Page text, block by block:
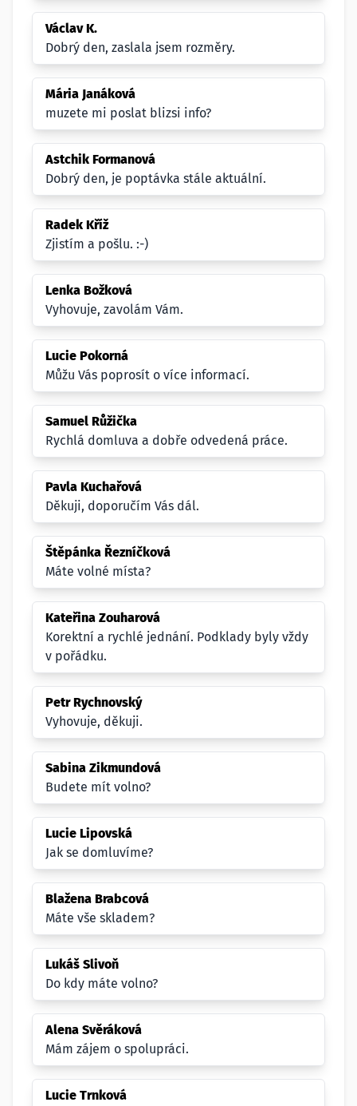
Václav K.
Dobrý den, zaslala jsem rozměry.
Mária Janáková
muzete mi poslat blizsi info?
Astchik Formanová
Dobrý den, je poptávka stále aktuální.
Radek Kříž
Zjistím a pošlu. :-)
Lenka Božková
Vyhovuje, zavolám Vám.
Lucie Pokorná
Můžu Vás poprosít o více informací.
Samuel Růžička
Rychlá domluva a dobře odvedená práce.
Pavla Kuchařová
Děkuji, doporučím Vás dál.
Štěpánka Řezníčková
Máte volné místa?
Kateřina Zouharová
Korektní a rychlé jednání. Podklady byly vždy
v pořádku.
Petr Rychnovský
Vyhovuje, děkuji.
Sabina Zikmundová
Budete mít volno?
Lucie Lipovská
Jak se domluvíme?
Blažena Brabcová
Máte vše skladem?
Lukáš Slivoň
Do kdy máte volno?
Alena Svěráková
Mám zájem o spolupráci.
Lucie Trnková